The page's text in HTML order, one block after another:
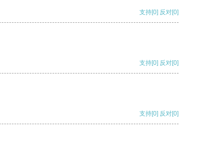
支持[0] 反对[0]
支持[0] 反对[0]
支持[0] 反对[0]